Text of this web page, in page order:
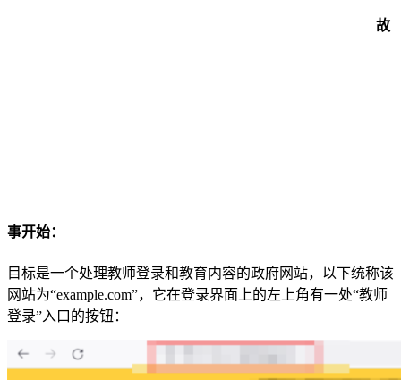
故
事开始：
目标是一个处理教师登录和教育内容的政府网站，以下统称该
网站为“example.com”，它在登录界面上的左上角有一处“教师
登录”入口的按钮：